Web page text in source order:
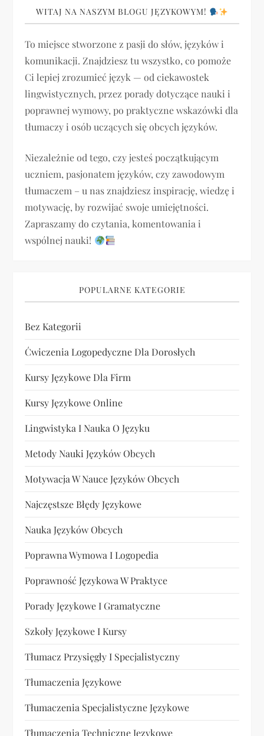
a
c
j
a
w
p
i
s
u
WITAJ NA NASZYM BLOGU JĘZYKOWYM!
To miejsce stworzone z pasji do słów, języków i
komunikacji. Znajdziesz tu wszystko, co pomoże
Ci lepiej zrozumieć język — od ciekawostek
lingwistycznych, przez porady dotyczące nauki i
poprawnej wymowy, po praktyczne wskazówki dla
tłumaczy i osób uczących się obcych języków.
Niezależnie od tego, czy jesteś początkującym
uczniem, pasjonatem języków, czy zawodowym
tłumaczem – u nas znajdziesz inspirację, wiedzę i
motywację, by rozwijać swoje umiejętności.
Zapraszamy do czytania, komentowania i
wspólnej nauki!
POPULARNE KATEGORIE
Bez Kategorii
Ćwiczenia Logopedyczne Dla Dorosłych
Kursy Językowe Dla Firm
Kursy Językowe Online
Lingwistyka I Nauka O Języku
Metody Nauki Języków Obcych
Motywacja W Nauce Języków Obcych
Najczęstsze Błędy Językowe
Nauka Języków Obcych
Poprawna Wymowa I Logopedia
Poprawność Językowa W Praktyce
Porady Językowe I Gramatyczne
Szkoły Językowe I Kursy
Tłumacz Przysięgły I Specjalistyczny
Tłumaczenia Językowe
Tłumaczenia Specjalistyczne Językowe
Tłumaczenia Techniczne Językowe